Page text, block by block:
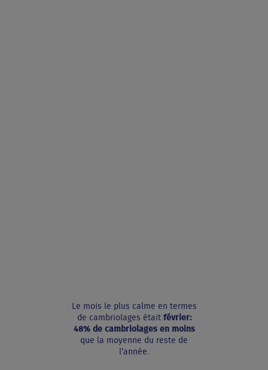
Le mois le plus calme en termes
de cambriolages était février:
48% de cambriolages en moins
que la moyenne du reste de
l’année.